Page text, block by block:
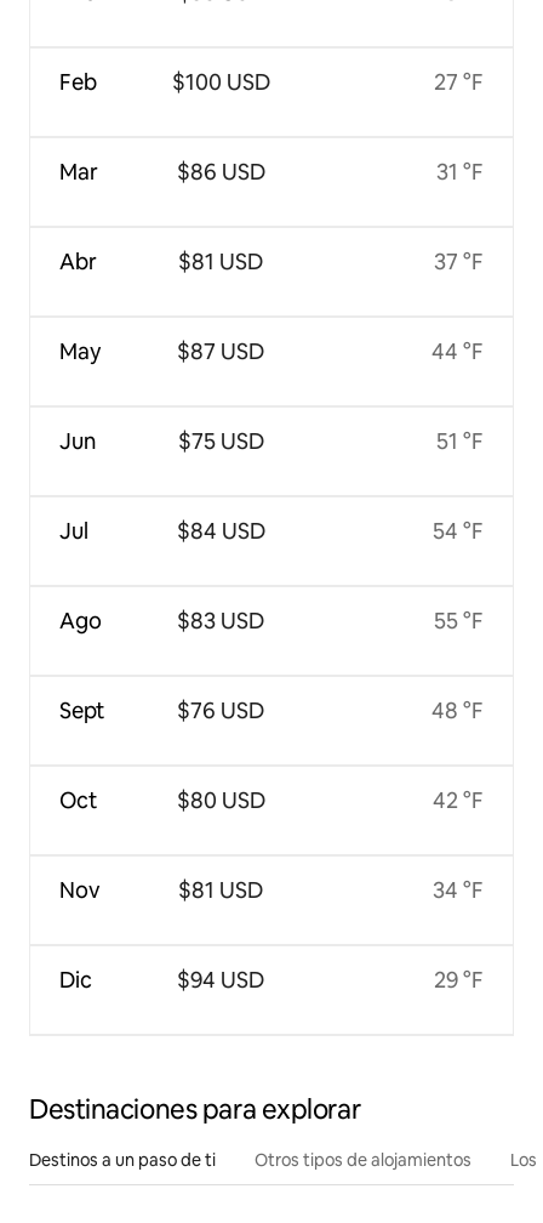
Feb
Mar
Abr
May
Jun
Jul
Ago
Sept
Oct
Nov
Dic
$100 USD
$86 USD
$81 USD
$87 USD
$75 USD
$84 USD
$83 USD
$76 USD
$80 USD
$81 USD
$94 USD
27 °F
31 °F
37 °F
44 °F
51 °F
54 °F
55 °F
48 °F
42 °F
34 °F
29 °F
Destinaciones para explorar
Destinos a un paso de ti Otros tipos de alojamientos